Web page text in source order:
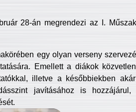
28-án megrendezi az I.
egy olyan verseny
Emellett a diákok
illetve a későbbiekben
javításához is hozzájárul,